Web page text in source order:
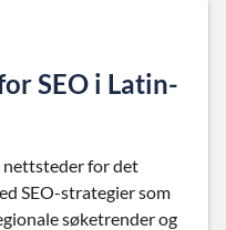
SEO i Latin-
for det
SEO-strategier som
søketrender og